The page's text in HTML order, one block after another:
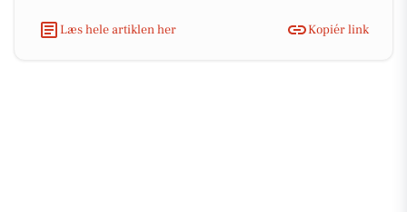
Læs hele artiklen her Kopiér link